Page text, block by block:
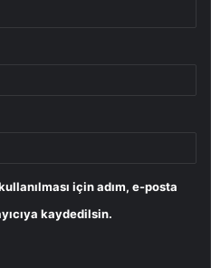
için adım, e-posta
kaydedilsin.